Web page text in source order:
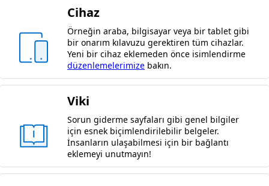
Cihaz
Örneğin araba, bilgisayar veya bir tablet gibi
bir onarım kılavuzu gerektiren tüm cihazlar.
Yeni bir cihaz eklemeden önce isimlendirme
düzenlemelerimize bakın.
Viki
Sorun giderme sayfaları gibi genel bilgiler
için esnek biçimlendirilebilir belgeler.
İnsanların ulaşabilmesi için bir bağlantı
eklemeyi unutmayın!